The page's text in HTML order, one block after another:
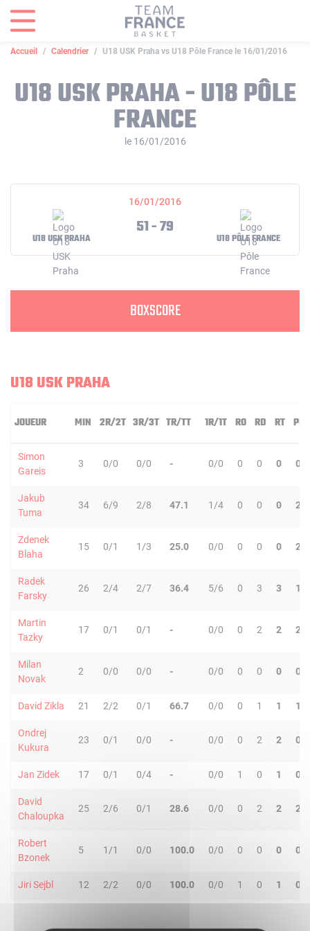
Accueil Calendrier U18 USK Praha vs U18 Pôle France le 16/01/2016
U18 USK PRAHA - U18 PÔLE
FRANCE
le 16/01/2016
16/01/2016
U18 USK PRAHA
51 - 79
U18 PÔLE FRANCE
BOXSCORE
U18 USK PRAHA
JOUEUR MIN 2R/2T 3R/3T TR/TT 1R/1T RO RD RT PD
Simon
Gareis
3 0/0 0/0 - 0/0 0 0 0 0
Jakub
Tuma
34 6/9 2/8 47.1 1/4 0 0 0 2
Zdenek
Blaha
15 0/1 1/3 25.0 0/0 0 0 0 2
Radek
Farsky
26 2/4 2/7 36.4 5/6 0 3 3 1
Martin
Tazky
17 0/1 0/1 - 0/0 0 2 2 2
Milan
Novak
2 0/0 0/0 - 0/0 0 0 0 0
David Zikla 21 2/2 0/1 66.7 0/0 0 1 1 1
Ondrej
Kukura
23 0/1 0/0 - 0/0 0 2 2 0
Jan Zidek 17 0/1 0/4 - 0/0 1 0 1 0
David
Chaloupka
25 2/6 0/1 28.6 0/0 0 2 2 2
Robert
Bzonek
5 1/1 0/0 100.0 0/0 0 0 0 0
Jiri Sejbl 12 2/2 0/0 100.0 0/0 1 0 1 0
Panneau de gestion des cookies